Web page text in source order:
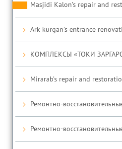
Masjidi Kalon’s repair and
Ark kurgan’s entrance
КОМПЛЕКСЫ «ТОКИ
Mirarab’s repair and
Ремонтно-
Ремонтно-